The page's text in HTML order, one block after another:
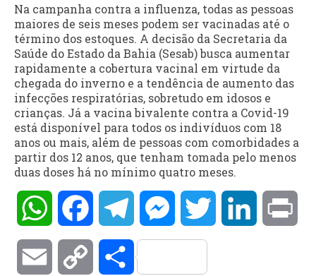
Na campanha contra a influenza, todas as pessoas
maiores de seis meses podem ser vacinadas até o
término dos estoques. A decisão da Secretaria da
Saúde do Estado da Bahia (Sesab) busca aumentar
rapidamente a cobertura vacinal em virtude da
chegada do inverno e a tendência de aumento das
infecções respiratórias, sobretudo em idosos e
crianças. Já a vacina bivalente contra a Covid-19
está disponível para todos os indivíduos com 18
anos ou mais, além de pessoas com comorbidades a
partir dos 12 anos, que tenham tomada pelo menos
duas doses há no mínimo quatro meses.
WhatsAppFacebookTelegramMessengerTwitter LinkedIn
Email Copy Compartilhar